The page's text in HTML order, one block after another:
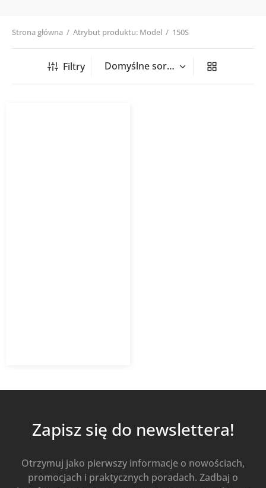
Strona główna / Atrybut produktu: Model / 150S
Filtry
Zapisz się do newslettera!
Otrzymuj jako pierwszy informacje o nowościach,
promocjach i praktycznych poradach. Zadbaj o